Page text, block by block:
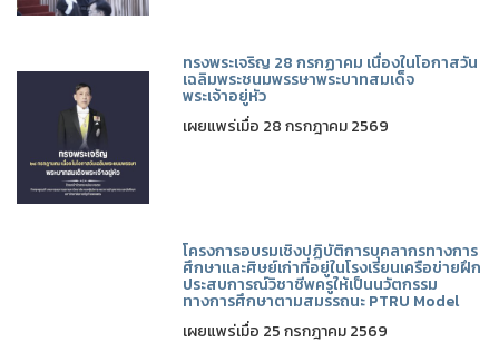
ทรงพระเจริญ 28 กรกฏาคม เนื่องในโอกาสวัน
เฉลิมพระชนมพรรษาพระบาทสมเด็จ
พระเจ้าอยู่หัว
เผยแพร่เมื่อ 28 กรกฎาคม 2569
โครงการอบรมเชิงปฏิบัติการบุคลากรทางการ
ศึกษาและศิษย์เก่าที่อยู่ในโรงเรียนเครือข่ายฝึก
ประสบการณ์วิชาชีพครูให้เป็นนวัตกรรม
ทางการศึกษาตามสมรรถนะ PTRU Model
เผยแพร่เมื่อ 25 กรกฎาคม 2569